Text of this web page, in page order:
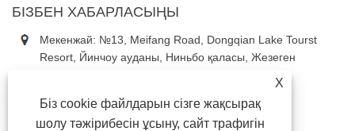
БІЗБЕН ХАБАРЛАСЫҢЫ
Мекенжай: №13, Meifang Road, Dongqian Lake Tourst
Resort, Йинчоу ауданы, Ниньбо қаласы, Жезеген
Тел:
+86-18867637353
Телефон:+86-18867637353
X
Біз cookie файлдарын сізге жақсырақ
шолу тәжірибесін ұсыну, сайт трафигін